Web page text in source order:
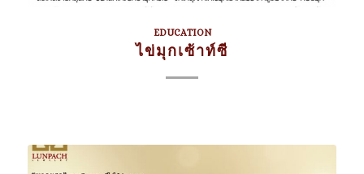
EDUCATION
ไข่มุกเซ้าท์ซี